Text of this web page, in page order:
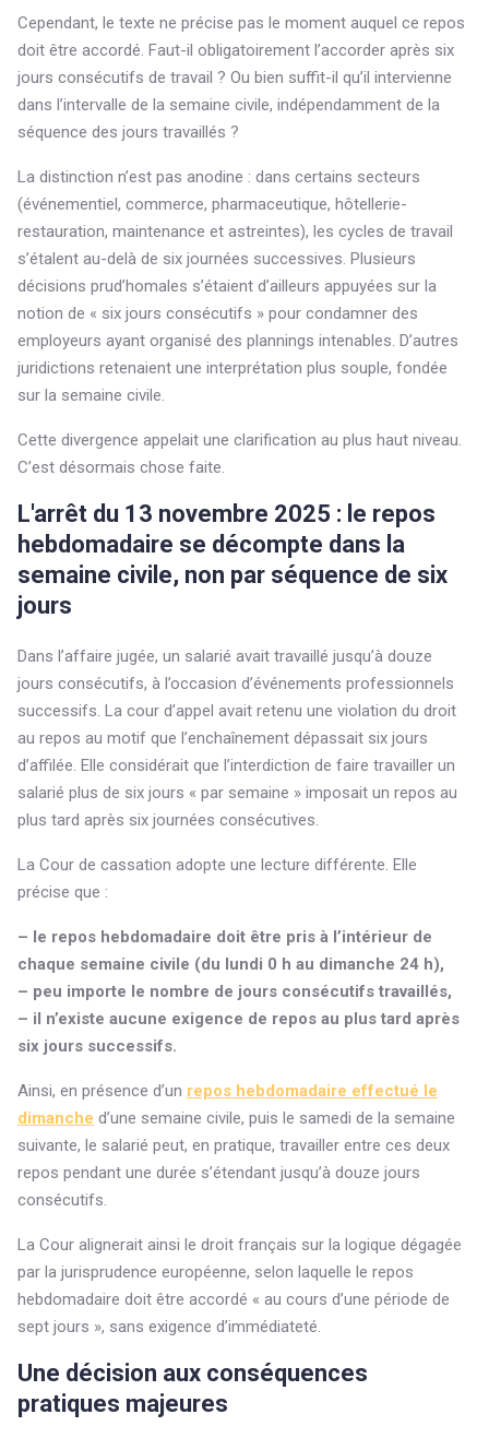
Cependant, le texte ne précise pas le moment auquel ce repos
doit être accordé. Faut-il obligatoirement l’accorder après six
jours consécutifs de travail ? Ou bien suffit-il qu’il intervienne
dans l’intervalle de la semaine civile, indépendamment de la
séquence des jours travaillés ?
La distinction n’est pas anodine : dans certains secteurs
(événementiel, commerce, pharmaceutique, hôtellerie-
restauration, maintenance et astreintes), les cycles de travail
s’étalent au-delà de six journées successives. Plusieurs
décisions prud’homales s’étaient d’ailleurs appuyées sur la
notion de « six jours consécutifs » pour condamner des
employeurs ayant organisé des plannings intenables. D’autres
juridictions retenaient une interprétation plus souple, fondée
sur la semaine civile.
Cette divergence appelait une clarification au plus haut niveau.
C’est désormais chose faite.
L'arrêt du 13 novembre 2025 : le repos
hebdomadaire se décompte dans la
semaine civile, non par séquence de six
jours
Dans l’affaire jugée, un salarié avait travaillé jusqu’à douze
jours consécutifs, à l’occasion d’événements professionnels
successifs. La cour d’appel avait retenu une violation du droit
au repos au motif que l’enchaînement dépassait six jours
d’affilée. Elle considérait que l’interdiction de faire travailler un
salarié plus de six jours « par semaine » imposait un repos au
plus tard après six journées consécutives.
La Cour de cassation adopte une lecture différente. Elle
précise que :
– le repos hebdomadaire doit être pris à l’intérieur de
chaque semaine civile (du lundi 0 h au dimanche 24 h),
– peu importe le nombre de jours consécutifs travaillés,
– il n’existe aucune exigence de repos au plus tard après
six jours successifs.
Ainsi, en présence d’un repos hebdomadaire effectué le
dimanche d’une semaine civile, puis le samedi de la semaine
suivante, le salarié peut, en pratique, travailler entre ces deux
repos pendant une durée s’étendant jusqu’à douze jours
consécutifs.
La Cour alignerait ainsi le droit français sur la logique dégagée
par la jurisprudence européenne, selon laquelle le repos
hebdomadaire doit être accordé « au cours d’une période de
sept jours », sans exigence d’immédiateté.
Une décision aux conséquences
pratiques majeures